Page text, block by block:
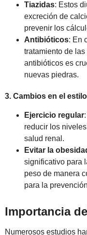
Tiazidas: Estos
excreción de
prevenir los
Antibióticos: En
tratamiento de
antibióticos es
nuevas piedras.
3. Cambios en el
Ejercicio regular
reducir los
salud renal.
Evitar la
significativo para
peso de manera
para la
Importancia
Numerosos estudios